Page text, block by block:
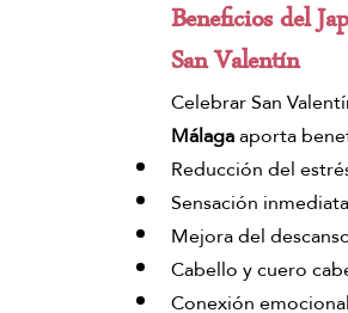
Beneficios del
San Valentín
Celebrar San
Málaga aporta
Reducción del
Sensación
Mejora del
Cabello y cuero
Conexión